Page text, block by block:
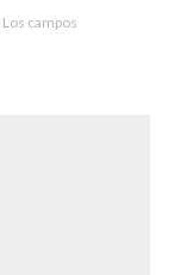
Los campos